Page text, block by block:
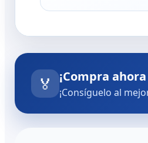
🏅 ¡Compra
¡Consíguelo al